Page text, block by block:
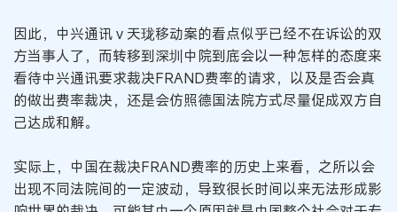
因此，中兴通讯 v 天珑移动案的看点似乎已经不在诉讼的双
方当事人了，而转移到深圳中院到底会以一种怎样的态度来
看待中兴通讯要求裁决FRAND费率的请求，以及是否会真
的做出费率裁决，还是会仿照德国法院方式尽量促成双方自
己达成和解。
实际上，中国在裁决FRAND费率的历史上来看，之所以会
出现不同法院间的一定波动，导致很长时间以来无法形成影